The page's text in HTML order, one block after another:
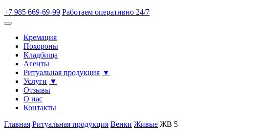
+7 985 669-69-99 Работаем оперативно 24/7
Кремация
Похороны
Кладбища
Агенты
Ритуальная продукция
Услуги
Отзывы
О нас
Контакты
Главная Ритуальная продукция Венки Живые ЖВ 5